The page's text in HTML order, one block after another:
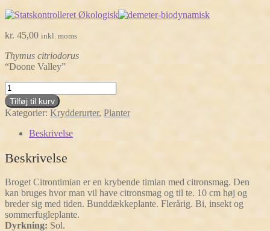
kr. 45,00 inkl. moms
Thymus citriodorus
“Doone Valley”
Timian
Broget
citrontimian
antal
Tilføj til kurv
Kategorier: Krydderurter, Planter
Beskrivelse
Beskrivelse
Broget Citrontimian er en krybende timian med citronsmag. Den
kan bruges hvor man vil have citronsmag og til te. 10 cm høj og
breder sig med tiden. Bunddækkeplante. Flerårig. Bi, insekt og
sommerfugleplante.
Dyrkning: Sol.